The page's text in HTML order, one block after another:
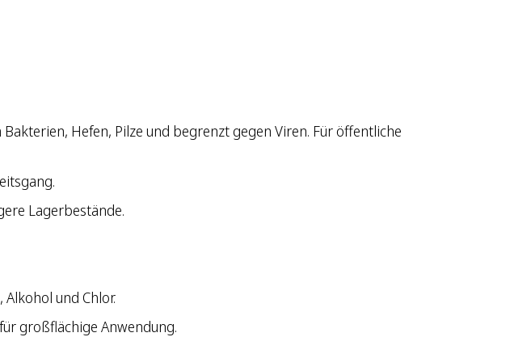
Hefen, Pilze und begrenzt gegen Viren. Für öffentliche
Lagerbestände.
und Chlor.
großflächige Anwendung.